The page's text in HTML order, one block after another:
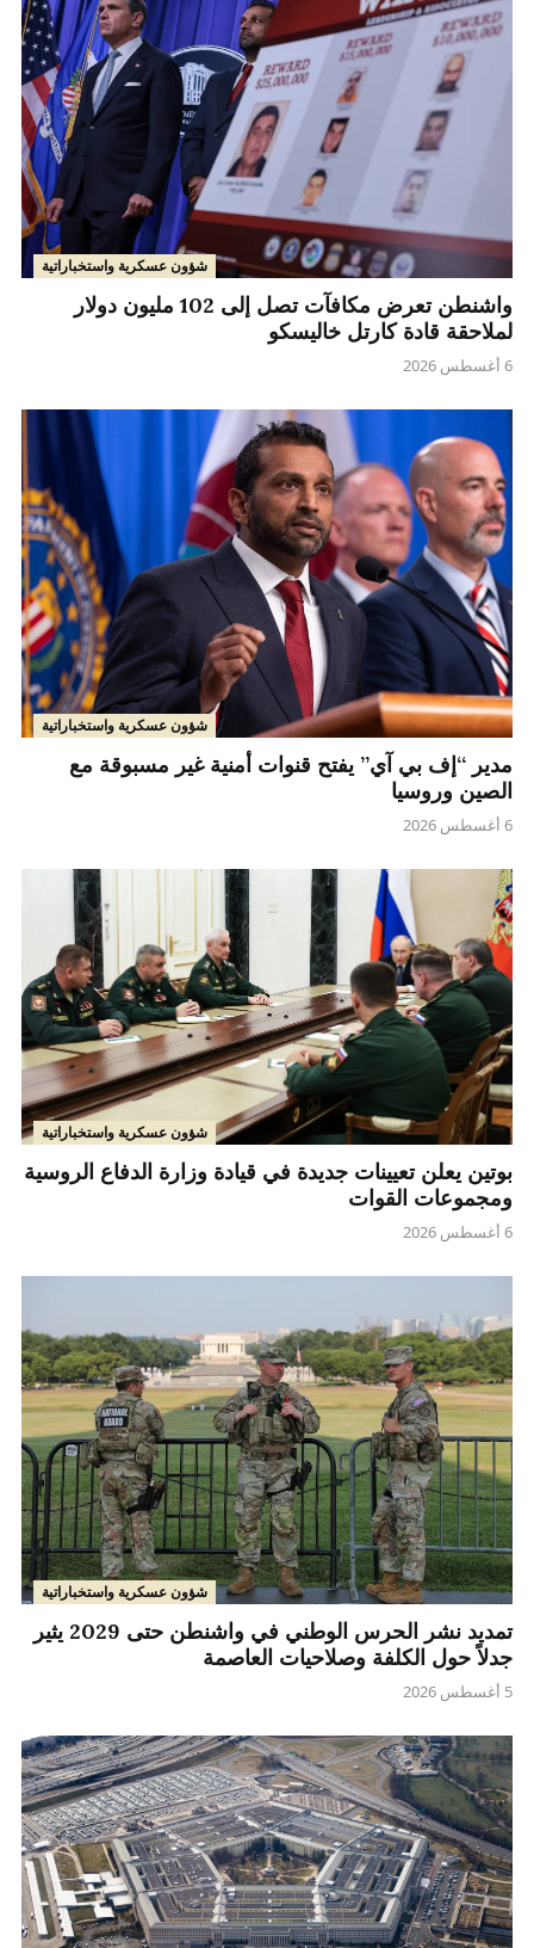
شؤون عسكرية واستخباراتية
واشنطن تعرض مكافآت تصل إلى 102 مليون دولار
لملاحقة قادة كارتل خاليسكو
6 أغسطس 2026
شؤون عسكرية واستخباراتية
مدير “إف بي آي” يفتح قنوات أمنية غير مسبوقة مع
الصين وروسيا
6 أغسطس 2026
شؤون عسكرية واستخباراتية
بوتين يعلن تعيينات جديدة في قيادة وزارة الدفاع الروسية
ومجموعات القوات
6 أغسطس 2026
شؤون عسكرية واستخباراتية
تمديد نشر الحرس الوطني في واشنطن حتى 2029 يثير
جدلاً حول الكلفة وصلاحيات العاصمة
5 أغسطس 2026